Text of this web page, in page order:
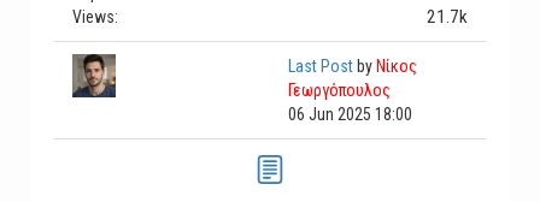
Views: 21.7k
Last Post by Νίκος
Γεωργόπουλος
06 Jun 2025 18:00